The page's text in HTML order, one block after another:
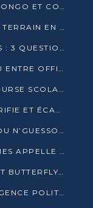
EMPLOYABILITÉ DES JEUNES : AGL CONGO ET CONGO TERMINAL S’ALLIENT À UCAC-ICAM
LE MJPU DÉPLOIE SA STRATÉGIE DE TERRAIN EN FAVEUR DE DSN
ÉLECTION PRÉSIDENTIELLE DE MARS : 3 QUESTIONS À UN EXPERT CONGOLAIS DE LA CYBERSÉCURITÉ
JOSEPH KIGNOUMBI KIA MBOUNGOU ENTRE OFFICIELLEMENT EN COURSE POUR LA PRÉSIDENTIELLE
ÉDUCATION : LA FCRM LANCE LA BOURSE SCOLAIRE FRANCINE-NTOUMI POUR PROMOUVOIR LES FILIÈRES SCIENTIFIQUES
PRÉSIDENTIELLE 2026 : LE CNR CLARIFIE ET ÉCARTE LA CANDIDATURE DU PASTEUR NTUMI
PRÉSIDENTIELLE 2026 : DENIS SASSOU N’GUESSO ANNONCE OFFICIELLEMENT SA CANDIDATURE
ENSEIGNEMENT SUPÉRIEUR : LE CAMES APPELLE À UNE UNIVERSITÉ AFRICAINE AXÉE SUR L’EMPLOYABILITÉ
BRAZZAVILLE : WIKIPÉDIA CONGO ET BUTTERFLY SCELLENT UN PARTENARIAT POUR STRUCTURER LE BÉNÉVOLAT NUMÉRIQUE
GOUVERNER PAR LA PREUVE : L’EXIGENCE POLITIQUE DU XXIᵉ SIÈCLE